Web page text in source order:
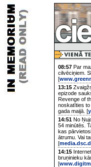
08:57 Par
cilvēciņiem.
[
13:15
epizode
Revenge of
noskatīties to
gada maijā. [
14:51 No
54 minūtēs.
kas
ātrumu. Vai
[
14:15
bruņinieku
[